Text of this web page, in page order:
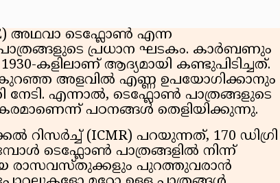
അഥവാ ടെഫ്ലോൺ എന്ന
പ്രധാന ഘടകം. കാർബണും
കളിലാണ് ആദ്യമായി കണ്ടുപിടിച്ചത്.
കുറഞ്ഞ അളവിൽ എണ്ണ ഉപയോഗിക്കാനും
നേടി. എന്നാൽ, ടെഫ്ലോൺ പാത്രങ്ങളുടെ
പഠനങ്ങൾ തെളിയിക്കുന്നു.
(ICMR) പറയുന്നത്, 170 ഡിഗ്രി
ടെഫ്ലോൺ പാത്രങ്ങളിൽ നിന്ന്
രാസവസ്തുക്കളും പുറത്തുവരാൻ